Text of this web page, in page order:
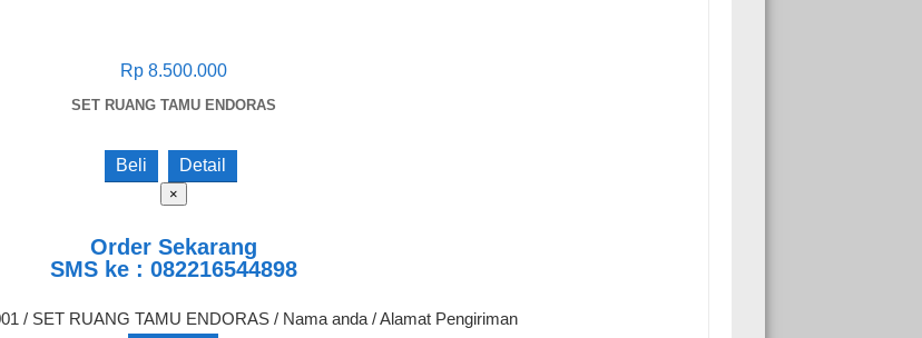
Rp 8.500.000
SET RUANG TAMU ENDORAS
Beli Detail
×
Order Sekarang
SMS ke : 082216544898
/ SET RUANG TAMU ENDORAS / Nama anda / Alamat Pengiriman